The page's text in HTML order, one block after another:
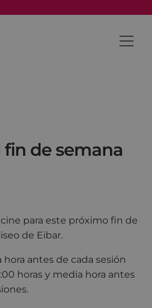
fin de semana
para este próximo fin de
de Eibar.
hora antes de cada sesión
horas y media hora antes